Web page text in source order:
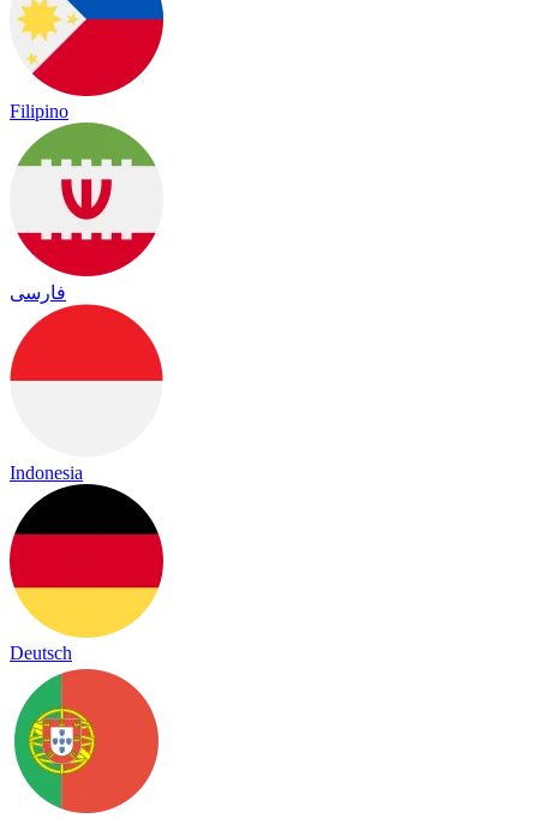
Filipino
فارسی
Indonesia
Deutsch